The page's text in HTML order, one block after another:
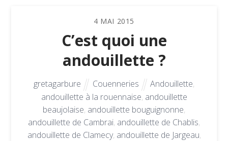
4 MAI 2015
C’est quoi une
andouillette ?
gretagarbure Couenneries Andouillette,
andouillette à la rouennaise, andouillette
beaujolaise, andouillette bouguignonne,
andouillette de Cambrai, andouillette de Chablis,
andouillette de Clamecy, andouillette de Jargeau,